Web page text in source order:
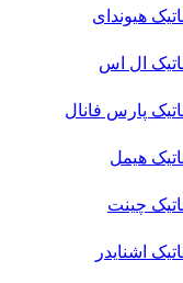
هیوندای
ال اس
پارس فانال
هیمل
چینت
اشنایدر